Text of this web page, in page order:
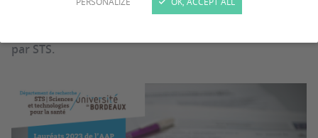
par STS.